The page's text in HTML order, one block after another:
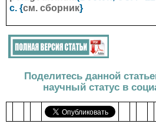
с. {см. сборник}
Поделитесь данной
научный статус в